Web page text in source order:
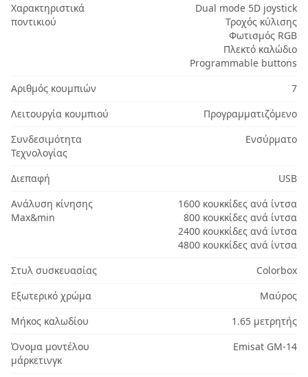
Χαρακτηριστικά
ποντικιού
Dual mode 5D joystick
Τροχός κύλισης
Φωτισμός RGB
Πλεκτό καλώδιο
Programmable buttons
Αριθμός κουμπιών
7
Λειτουργία κουμπιού
Προγραμματιζόμενο
Συνδεσιμότητα
Τεχνολογίας
Ενσύρματο
Διεπαφή
USB
Ανάλυση κίνησης
Max&min
1600 κουκκίδες ανά ίντσα
800 κουκκίδες ανά ίντσα
2400 κουκκίδες ανά ίντσα
4800 κουκκίδες ανά ίντσα
Στυλ συσκευασίας
Colorbox
Εξωτερικό χρώμα
Μαύρος
Μήκος καλωδίου
1.65 μετρητής
Όνομα μοντέλου
μάρκετινγκ
Emisat GM-14